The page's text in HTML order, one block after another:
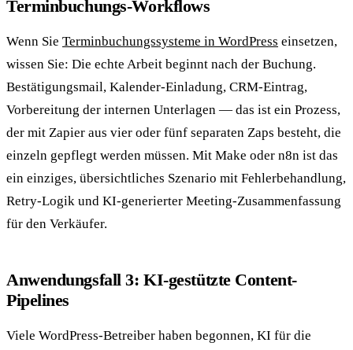
Terminbuchungs-Workflows
Wenn Sie Terminbuchungssysteme in WordPress einsetzen,
wissen Sie: Die echte Arbeit beginnt nach der Buchung.
Bestätigungsmail, Kalender-Einladung, CRM-Eintrag,
Vorbereitung der internen Unterlagen — das ist ein Prozess,
der mit Zapier aus vier oder fünf separaten Zaps besteht, die
einzeln gepflegt werden müssen. Mit Make oder n8n ist das
ein einziges, übersichtliches Szenario mit Fehlerbehandlung,
Retry-Logik und KI-generierter Meeting-Zusammenfassung
für den Verkäufer.
Anwendungsfall 3: KI-gestützte Content-
Pipelines
Viele WordPress-Betreiber haben begonnen, KI für die